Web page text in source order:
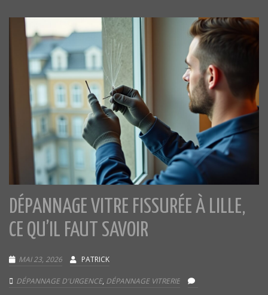
DÉPANNAGE VITRE FISSURÉE À LILLE,
CE QU’IL FAUT SAVOIR
MAI 23, 2026 PATRICK
DÉPANNAGE D'URGENCE, DÉPANNAGE VITRERIE